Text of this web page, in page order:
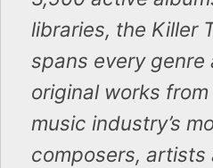
libraries, the Killer
spans every genre
original works
music industry’s
composers, artists